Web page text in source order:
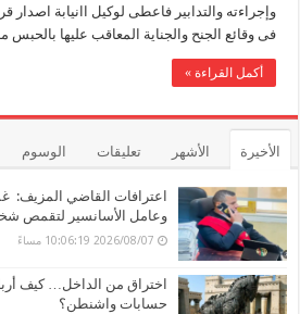
فى وقائع الجنح والجناية المعاقب عليها بالحبس
أكمل القراءة »
الأخيرة الأشهر تعليقات الوسوم
وعامل الأسانسير لتقمص
2026/08/07 10:06:19 مساءً
اختراق من الداخل… كيف
حسابات واشنطن؟